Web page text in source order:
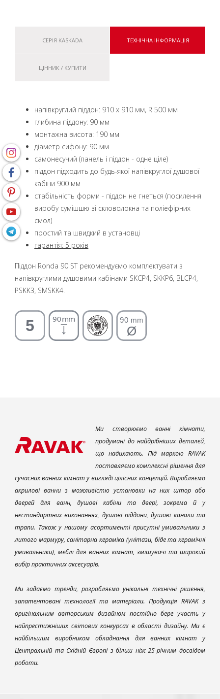
СЕРІЯ KASKADA ТЕХНІЧНА ІНФОРМАЦІЯ
ЦІННИК / КУПИТИ
напівкруглий піддон: 910 х 910 мм, R 500 мм
глибина піддону: 90 мм
монтажна висота: 190 мм
діаметр сифону: 90 мм
самонесучий (панель і піддон - одне ціле)
піддон підходить до будь-якої напівкруглої душової
кабіни 900 мм
стабільність форми - піддон не гнеться (посилення
виробу сумішшю зі скловолокна та поліефірних
смол)
простий та швидкий в установці
гарантія: 5 років
Піддон Ronda 90 ST рекомендуємо комплектувати з
напівкруглими душовими кабінами SKCP4, SKKP6, BLCP4,
PSKK3, SMSKK4.
Ми створюємо ванні кімнати,
продумані до найдрібніших деталей,
що надихають. Під маркою RAVAK
поставляємо комплексні рішення для
сучасних ванних кімнат у вигляді цілісних концепцій. Виробляємо
акрилові ванни з можливістю установки на них штор або
дверей для ванн, душові кабіни та двері, зокрема й у
нестандартних виконаннях, душові піддони, душові канали та
трапи. Також у нашому асортименті присутні умивальники з
литого мармуру, санітарна кераміка (унітази, біде та керамічні
умивальники), меблі для ванних кімнат, змішувачі та широкий
вибір практичних аксесуарів.
Ми задаємо тренди, розробляємо унікальні технічні рішення,
запатентовані технології та матеріали. Продукція RAVAK з
оригінальним авторським дизайном постійно бере участь у
найпрестижніших світових конкурсах в області дизайну. Ми є
найбільшим виробником обладнання для ванних кімнат у
Центральній та Східній Європі з більш ніж 25-річним досвідом
роботи.